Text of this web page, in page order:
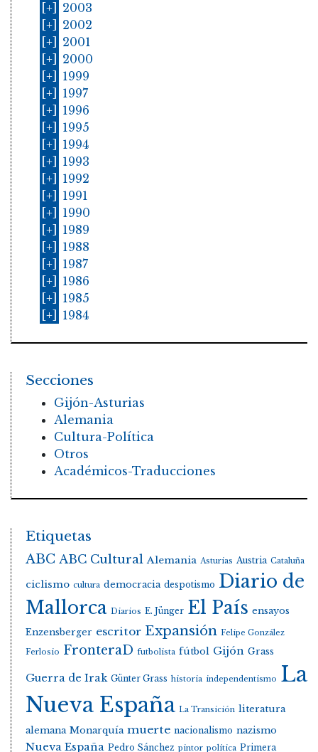
[+]
2003
[+]
2002
[+]
2001
[+]
2000
[+]
1999
[+]
1997
[+]
1996
[+]
1995
[+]
1994
[+]
1993
[+]
1992
[+]
1991
[+]
1990
[+]
1989
[+]
1988
[+]
1987
[+]
1986
[+]
1985
[+]
1984
Secciones
Gijón-Asturias
Alemania
Cultura-Política
Otros
Académicos-Traducciones
Etiquetas
ABC ABC Cultural Alemania Asturias Austria Cataluña
ciclismo cultura democracia despotismo Diario de
Mallorca Diarios E. Jünger El País ensayos
Enzensberger escritor Expansión Felipe González
Ferlosio FronteraD futbolista fútbol Gijón Grass
Guerra de Irak Günter Grass historia independentismo La
Nueva España La Transición literatura
alemana Monarquía muerte nacionalismo nazismo
Nueva España Pedro Sánchez pintor política Primera